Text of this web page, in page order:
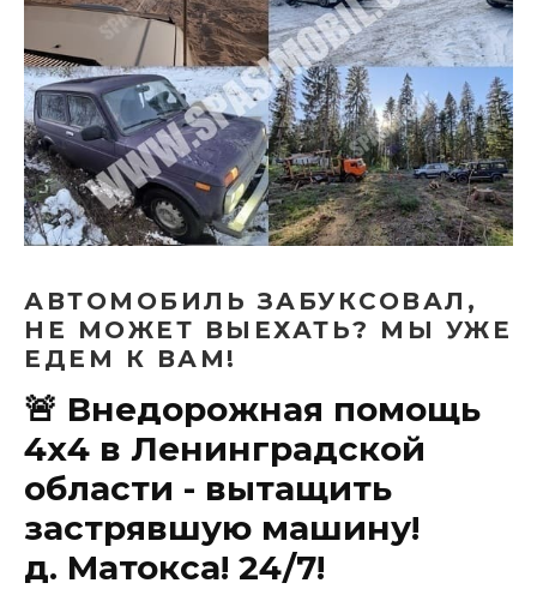
АВТОМОБИЛЬ ЗАБУКСОВАЛ,
НЕ МОЖЕТ ВЫЕХАТЬ? МЫ УЖЕ
ЕДЕМ К ВАМ!
🚨 Внедорожная помощь
4х4 в Ленинградской
области - вытащить
застрявшую машину!
д. Матокса! 24/7!